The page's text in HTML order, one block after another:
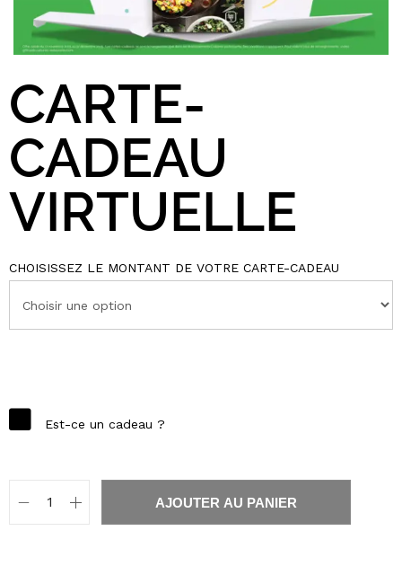
CARTE-
CADEAU
VIRTUELLE
CHOISISSEZ LE MONTANT DE VOTRE CARTE-CADEAU
Est-ce un cadeau ?
AJOUTER AU PANIER